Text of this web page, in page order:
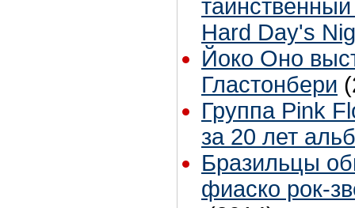
Hard Day's
Йоко Оно
Гластонбери
Группа Pink
за 20 лет
Бразильцы
фиаско рок-